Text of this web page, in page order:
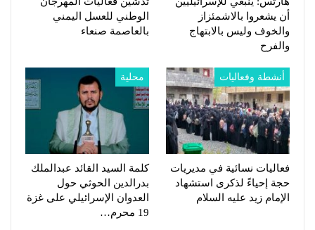
أن يشعروا بالاشمئزاز
والخوف وليس بالابتهاج
والفرح
الوطني للعسل اليمني
بالعاصمة صنعاء
أنشطة وفعاليات
فعاليات نسائية في مديريات
حجة إحياءً لذكرى استشهاد
الإمام زيد عليه السلام
محلية
كلمة السيد القائد عبدالملك
بدرالدين الحوثي حول
العدوان الإسرائيلي على غزة
19 محرم…